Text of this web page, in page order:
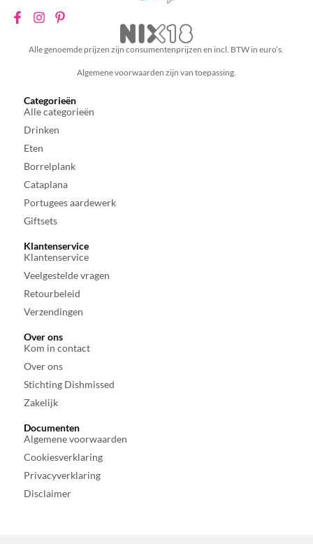
Alle genoemde prijzen zijn consumentenprijzen en incl. BTW in euro’s.
Algemene voorwaarden zijn van toepassing.
Categorieën
Alle categorieën
Drinken
Eten
Borrelplank
Cataplana
Portugees aardewerk
Giftsets
Klantenservice
Klantenservice
Veelgestelde vragen
Retourbeleid
Verzendingen
Over ons
Kom in contact
Over ons
Stichting Dishmissed
Zakelijk
Documenten
Algemene voorwaarden
Cookiesverklaring
Privacyverklaring
Disclaimer